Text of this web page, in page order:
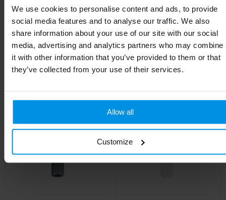
We use cookies to personalise content and ads, to provide
social media features and to analyse our traffic. We also
share information about your use of our site with our social
media, advertising and analytics partners who may combine
it with other information that you’ve provided to them or that
they’ve collected from your use of their services.
Allow all
Customize
Hoogte 25.3 cm
Gerelateerde producten